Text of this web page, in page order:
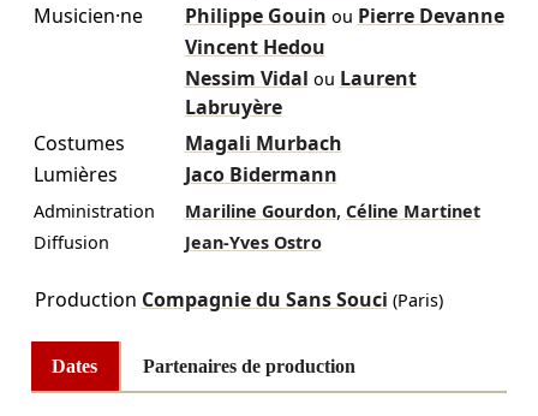
Musicien·ne
Philippe Gouin ou Pierre Devanne
Vincent Hedou
Nessim Vidal ou Laurent
Labruyère
Costumes
Magali Murbach
Lumières
Jaco Bidermann
Administration Mariline Gourdon, Céline Martinet
Diffusion
Jean-Yves Ostro
Production Compagnie du Sans Souci (Paris)
Dates Partenaires de production